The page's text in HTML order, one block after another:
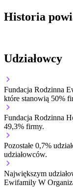
Historia
Udziałowcy
Fundacja Rodzinna
które stanowią 50%
Fundacja Rodzinna
49,3% firmy.
Pozostałe 0,7%
udziałowców.
Największym
Ewifamily W